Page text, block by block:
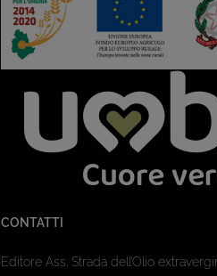
CONTATTI
Editore Ass. Strada dell’Olio